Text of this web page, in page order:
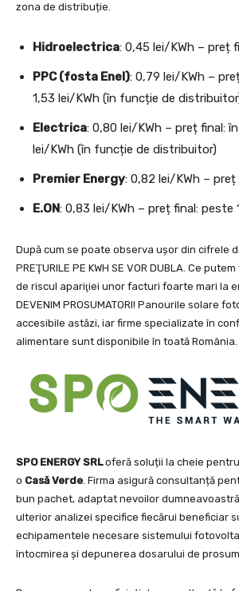
zona de distribuție.
Hidroelectrica: 0,45 lei/KWh – preț
PPC (fosta Enel): 0,79 lei/KWh –
1,53 lei/KWh (în funcție de
Electrica: 0,80 lei/KWh – preț final:
lei/KWh (în funcție de distribuitor)
Premier Energy: 0,82 lei/KWh – preț
E.ON: 0,83 lei/KWh – preț final: peste
După cum se poate observa uşor din cifrele
PREŢURILE PE KWH SE VOR DUBLA. Ce
de riscul apariţiei unor facturi foarte mari la
DEVENIM PROSUMATORI! Panourile solare
accesibile astăzi, iar firme specializate în
alimentare sunt disponibile în toată România.
SPO ENERGY SRLoferă soluții la cheie
o Casă Verde . Firma asigură consultanță
bun pachet, adaptat nevoilor
ulterior analizei specifice fiecărui beneficiar
echipamentele necesare sistemului
întocmirea și depunerea dosarului de